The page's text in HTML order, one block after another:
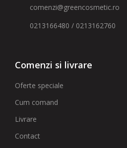
comenzi@greencosmetic.ro
0213166480 / 0213162760
Comenzi si livrare
Oferte speciale
Cum comand
Livrare
Contact